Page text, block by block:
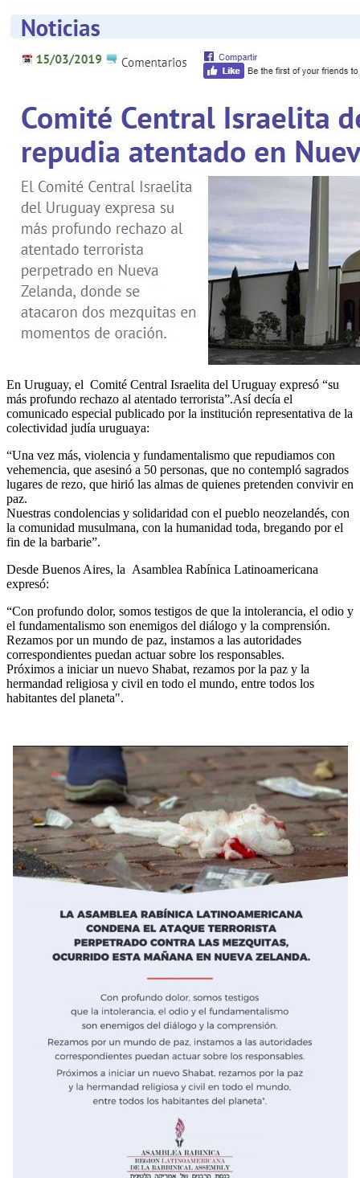
En Uruguay, el Comité Central Israelita del Uruguay expresó “su
más profundo rechazo al atentado terrorista”.Así decía el
comunicado especial publicado por la institución representativa de la
colectividad judía uruguaya:
“Una vez más, violencia y fundamentalismo que repudiamos con
vehemencia, que asesinó a 50 personas, que no contempló sagrados
lugares de rezo, que hirió las almas de quienes pretenden convivir en
paz.
Nuestras condolencias y solidaridad con el pueblo neozelandés, con
la comunidad musulmana, con la humanidad toda, bregando por el
fin de la barbarie”.
Desde Buenos Aires, la Asamblea Rabínica Latinoamericana
expresó:
“Con profundo dolor, somos testigos de que la intolerancia, el odio y
el fundamentalismo son enemigos del diálogo y la comprensión.
Rezamos por un mundo de paz, instamos a las autoridades
correspondientes puedan actuar sobre los responsables.
Próximos a iniciar un nuevo Shabat, rezamos por la paz y la
hermandad religiosa y civil en todo el mundo, entre todos los
habitantes del planeta".